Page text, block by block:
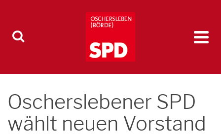
Oscherslebener SPD
wählt neuen Vorstand